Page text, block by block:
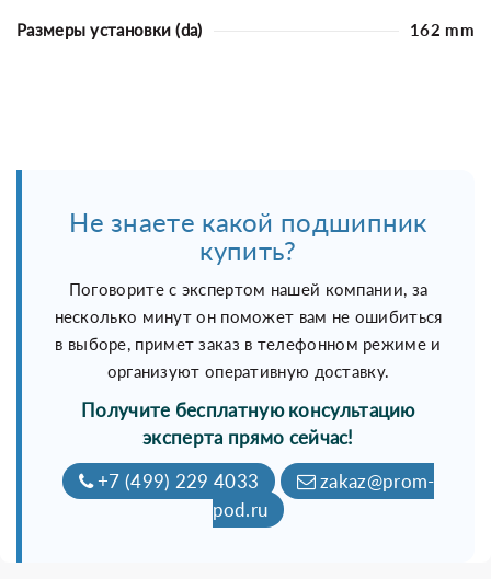
Размеры установки (da) 162 mm
Не знаете какой подшипник
купить?
Поговорите с экспертом нашей компании, за
несколько минут он поможет вам не ошибиться
в выборе, примет заказ в телефонном режиме и
организуют оперативную доставку.
Получите бесплатную консультацию
эксперта прямо сейчас!
+7 (499) 229 4033
zakaz@prom-
pod.ru